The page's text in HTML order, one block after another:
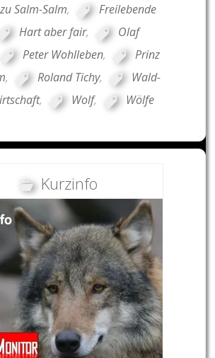
Salm-Salm,
Freilebende
Hart aber fair,
Olaf
Peter Wohlleben,
Prinz
, Roland Tichy,
Wald-
, Wolf, Wölfe
Kurzinfo